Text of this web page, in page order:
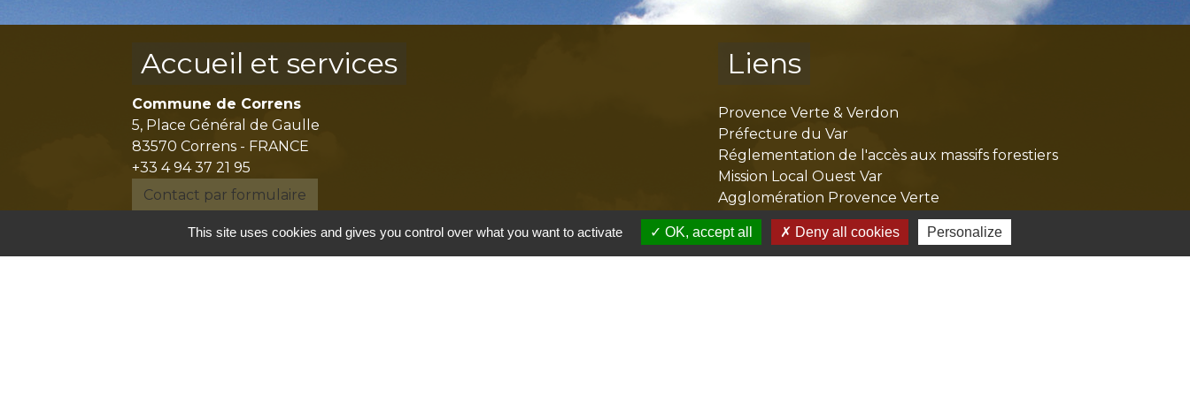
Accueil et services
Commune de Correns
5, Place Général de Gaulle
83570 Correns - FRANCE
+33 4 94 37 21 95
Contact par formulaire
Liens
Provence Verte & Verdon
Préfecture du Var
Réglementation de l'accès aux massifs forestiers
Mission Local Ouest Var
Agglomération Provence Verte
This site uses cookies and gives you control over what you want to activate OK, accept all Deny all cookies Personalize